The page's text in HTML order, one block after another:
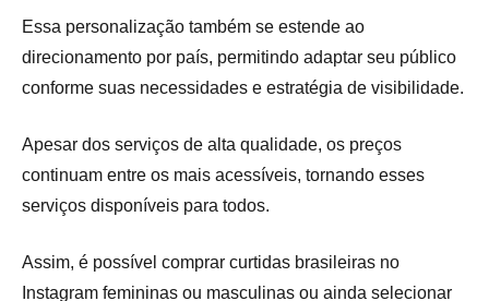
Essa personalização também se estende ao
direcionamento por país, permitindo adaptar seu público
conforme suas necessidades e estratégia de visibilidade.
Apesar dos serviços de alta qualidade, os preços
continuam entre os mais acessíveis, tornando esses
serviços disponíveis para todos.
Assim, é possível comprar curtidas brasileiras no
Instagram femininas ou masculinas ou ainda selecionar